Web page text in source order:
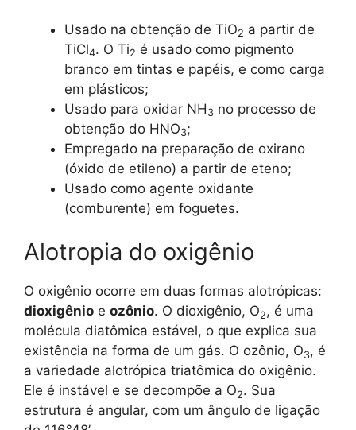
Usado na obtenção de TiO2 a partir de
TiCl4. O Ti2 é usado como pigmento
branco em tintas e papéis, e como carga
em plásticos;
Usado para oxidar NH 3 no processo de
obtenção do HNO3;
Empregado na preparação de oxirano
(óxido de etileno) a partir de eteno;
Usado como agente oxidante
(comburente) em foguetes.
Alotropia do oxigênio
O oxigênio ocorre em duas formas alotrópicas:
dioxigênio e ozônio. O dioxigênio, O2, é uma
molécula diatômica estável, o que explica sua
existência na forma de um gás. O ozônio, O3, é
a variedade alotrópica triatômica do oxigênio.
Ele é instável e se decompõe a O2. Sua
estrutura é angular, com um ângulo de ligação